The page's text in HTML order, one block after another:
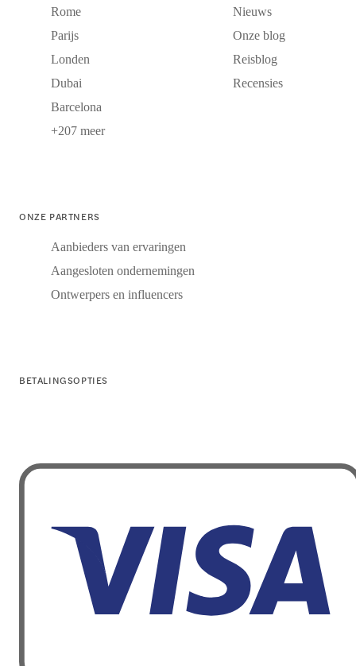
Rome
Parijs
Londen
Dubai
Barcelona
+207 meer
Nieuws
Onze blog
Reisblog
Recensies
ONZE PARTNERS
Aanbieders van ervaringen
Aangesloten ondernemingen
Ontwerpers en influencers
BETALINGSOPTIES